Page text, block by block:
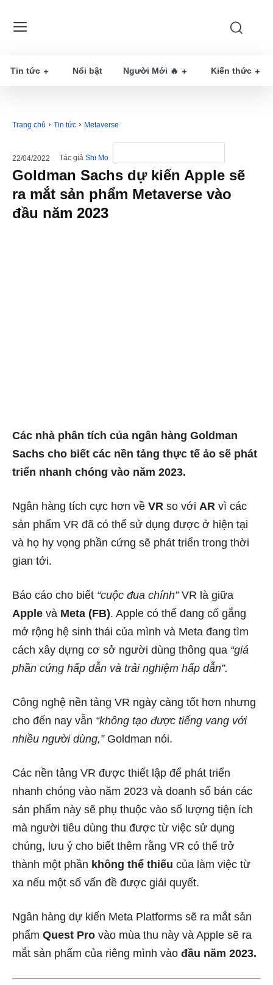
Tin tức Nổi bật Người Mới 🔥 Kiến thức
Trang chủ Tin tức Metaverse
22/04/2022 Tác giả Shi Mo
Goldman Sachs dự kiến Apple sẽ
ra mắt sản phẩm Metaverse vào
đầu năm 2023
Các nhà phân tích của ngân hàng Goldman
Sachs cho biết các nền tảng thực tế ảo sẽ phát
triển nhanh chóng vào năm 2023.
Ngân hàng tích cực hơn về VR so với AR vì các
sản phẩm VR đã có thể sử dụng được ở hiện tại
và họ hy vọng phần cứng sẽ phát triển trong thời
gian tới.
Báo cáo cho biết “cuộc đua chính”VR là giữa
Apple và Meta (FB). Apple có thể đang cố gắng
mở rộng hệ sinh thái của mình và Meta đang tìm
cách xây dựng cơ sở người dùng thông qua “giá
phần cứng hấp dẫn và trải nghiệm hấp dẫn”.
Công nghệ nền tảng VR ngày càng tốt hơn nhưng
cho đến nay vẫn “không tạo được tiếng vang với
nhiều người dùng,”Goldman nói.
Các nền tảng VR được thiết lập để phát triển
nhanh chóng vào năm 2023 và doanh số bán các
sản phẩm này sẽ phụ thuộc vào số lượng tiện ích
mà người tiêu dùng thu được từ việc sử dụng
chúng, lưu ý cho biết thêm rằng VR có thể trở
thành một phần không thể thiếu của làm việc từ
xa nếu một số vấn đề được giải quyết.
Ngân hàng dự kiến ​​Meta Platforms sẽ ra mắt sản
phẩm Quest Pro vào mùa thu này và Apple sẽ ra
mắt sản phẩm của riêng mình vào đầu năm 2023.